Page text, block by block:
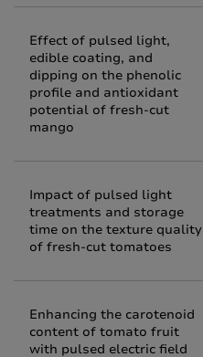
Effect of pulsed light,
edible coating, and
dipping on the phenolic
profile and antioxidant
potential of fresh‐cut
mango
Impact of pulsed light
treatments and storage
time on the texture quality
of fresh-cut tomatoes
Enhancing the carotenoid
content of tomato fruit
with pulsed electric field